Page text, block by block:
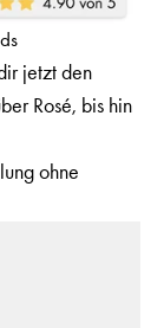
jetzt den
Rosé, bis hin
ohne